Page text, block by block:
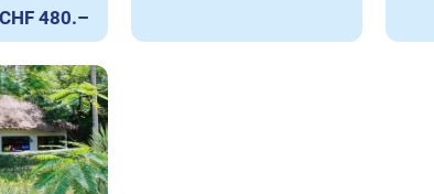
CHF 480.–